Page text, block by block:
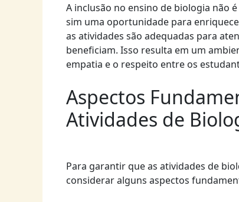
A inclusão no ensino de biologia não
sim uma oportunidade para
as atividades são adequadas para
beneficiam. Isso resulta em um
empatia e o respeito entre os
Aspectos
Atividades de
Para garantir que as atividades de
considerar alguns aspectos